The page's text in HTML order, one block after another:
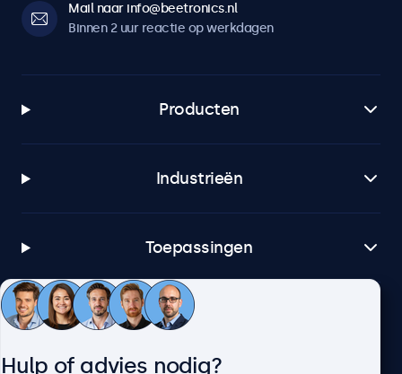
Mail naar info@beetronics.nl
Binnen 2 uur reactie op werkdagen
Producten
Industrieën
Toepassingen
Klantenservice
Hulp of advies nodig?